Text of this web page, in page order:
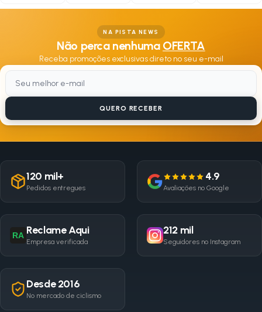
NA PISTA NEWS
Não perca nenhuma OFERTA
Receba promoções exclusivas direto no seu e-mail
QUERO RECEBER
120 mil+
Pedidos entregues
4.9
Avaliações no Google
RA Reclame Aqui
Empresa verificada
212 mil
Seguidores no Instagram
Desde 2016
No mercado de ciclismo